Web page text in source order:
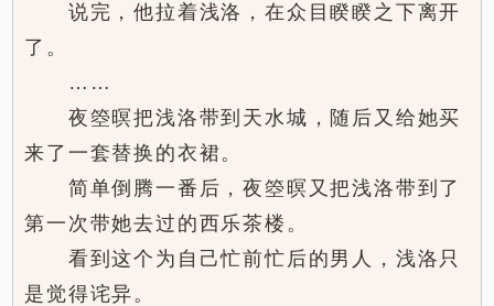
说完，他拉着浅洛，在众目睽睽之下离开
了。
……
夜箜暝把浅洛带到天水城，随后又给她买
来了一套替换的衣裙。
简单倒腾一番后，夜箜暝又把浅洛带到了
第一次带她去过的西乐茶楼。
看到这个为自己忙前忙后的男人，浅洛只
是觉得诧异。